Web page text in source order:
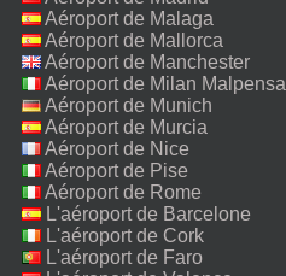
Aéroport de Malaga
Aéroport de Mallorca
Aéroport de Manchester
Aéroport de Milan Malpensa
Aéroport de Munich
Aéroport de Murcia
Aéroport de Nice
Aéroport de Pise
Aéroport de Rome
Fiumicino
L'aéroport de Barcelone
L'aéroport de Cork
L'aéroport de Faro